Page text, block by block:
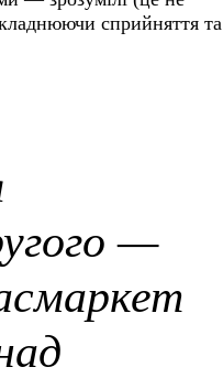
сприйняття та
—